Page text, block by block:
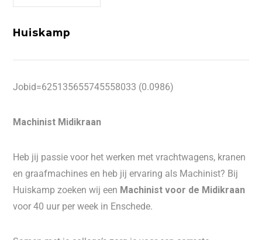
Huiskamp
Jobid=625135655745558033 (0.0986)
Machinist Midikraan
Heb jij passie voor het werken met vrachtwagens, kranen
en graafmachines en heb jij ervaring als Machinist? Bij
Huiskamp zoeken wij een Machinist voor de Midikraan
voor 40 uur per week in Enschede.